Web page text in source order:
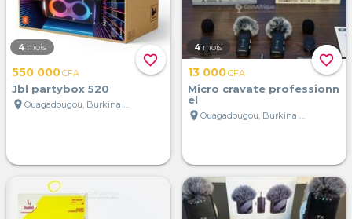
favorite_border
4 mois
550 000CFA
Jbl partybox 520
location_on
Ouagadougou, Burkina Faso
favorite_border
4 mois
13 000CFA
Micro cravate professionn
el
location_on
Ouagadougou, Burkina Faso